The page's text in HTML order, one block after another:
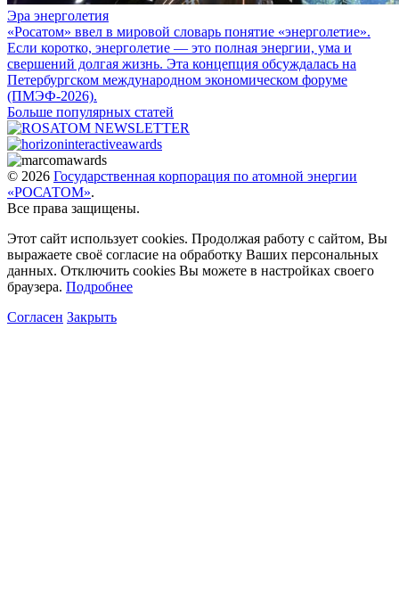
Эра энерголетия
«Росатом» ввел в мировой словарь понятие «энерголетие».
Если коротко, энерголетие — это полная энергии, ума и
свершений долгая жизнь. Эта концепция обсуждалась на
Петербургском международном экономическом форуме
(ПМЭФ-2026).
Больше популярных статей
© 2026 Государственная корпорация по атомной энергии
«РОСАТОМ».
Все права защищены.
Этот сайт использует cookies. Продолжая работу с сайтом, Вы
выражаете своё согласие на обработку Ваших персональных
данных. Отключить cookies Вы можете в настройках своего
браузера. Подробнее
Согласен Закрыть